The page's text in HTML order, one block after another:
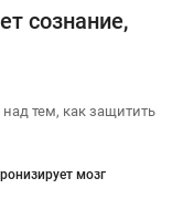
сознание,
тем, как защитить
мозг